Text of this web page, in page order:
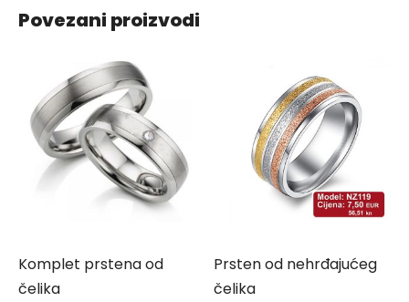
Povezani proizvodi
Komplet prstena od
čelika
Prsten od nehrđajućeg
čelika